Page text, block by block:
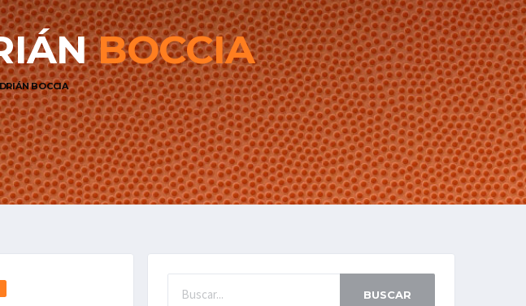
BOCCIA
BOCCIA
BUSCAR